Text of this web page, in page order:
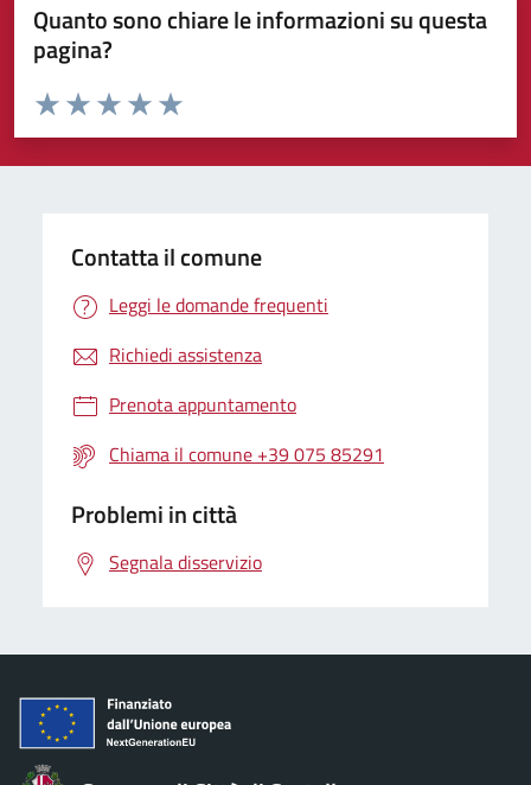
Quanto sono chiare le informazioni su questa
pagina?
Valuta da 1 a 5 stelle la pagina
Valuta 5 stelle su 5
Valuta 4 stelle su 5
Valuta 3 stelle su 5
Valuta 2 stelle su 5
Valuta 1 stelle su 5
Contatta il comune
Leggi le domande frequenti
Richiedi assistenza
Prenota appuntamento
Chiama il comune +39 075 85291
Problemi in città
Segnala disservizio